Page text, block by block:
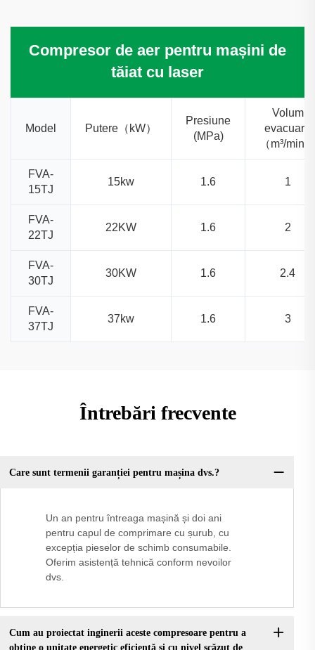
Compresor de aer pentru mașini de
tăiat cu laser
Model Putere（kW）
Presiune
(MPa)
Volum
evacuare
（m³/min）
FVA-
15TJ
15kw 1.6 1
FVA-
22TJ
22KW 1.6 2
FVA-
30TJ
30KW 1.6 2.4
FVA-
37TJ
37kw 1.6 3
Întrebări frecvente
Care sunt termenii garanției pentru mașina dvs.?
Un an pentru întreaga mașină și doi ani
pentru capul de comprimare cu șurub, cu
excepția pieselor de schimb consumabile.
Oferim asistență tehnică conform nevoilor
dvs.
Cum au proiectat inginerii aceste compresoare pentru a
obține o unitate energetic eficientă și cu nivel scăzut de